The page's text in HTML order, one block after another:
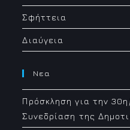
Σφήττεια
Διαύγεια
Νεα
Πρόσκληση για την
Συνεδρίαση της